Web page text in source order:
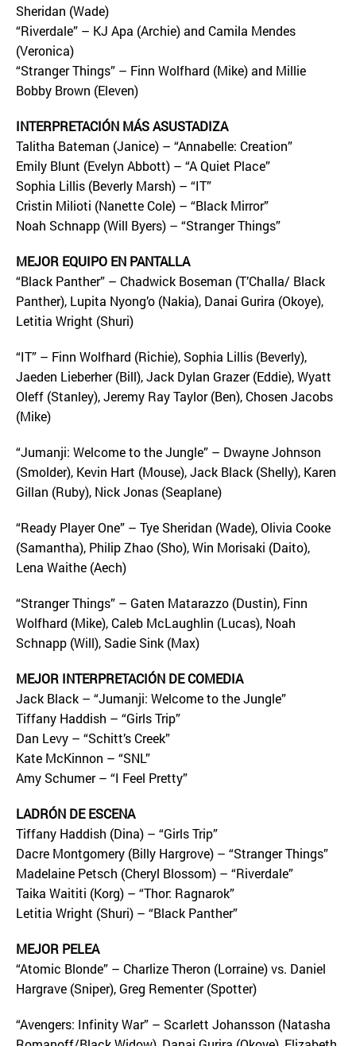
Sheridan (Wade)
“Riverdale” – KJ Apa (Archie) and Camila Mendes
(Veronica)
“Stranger Things” – Finn Wolfhard (Mike) and Millie
Bobby Brown (Eleven)
INTERPRETACIÓN MÁS ASUSTADIZA
Talitha Bateman (Janice) – “Annabelle: Creation”
Emily Blunt (Evelyn Abbott) – “A Quiet Place”
Sophia Lillis (Beverly Marsh) – “IT”
Cristin Milioti (Nanette Cole) – “Black Mirror”
Noah Schnapp (Will Byers) – “Stranger Things”
MEJOR EQUIPO EN PANTALLA
“Black Panther” – Chadwick Boseman (T’Challa/ Black
Panther), Lupita Nyong’o (Nakia), Danai Gurira (Okoye),
Letitia Wright (Shuri)
“IT” – Finn Wolfhard (Richie), Sophia Lillis (Beverly),
Jaeden Lieberher (Bill), Jack Dylan Grazer (Eddie), Wyatt
Oleff (Stanley), Jeremy Ray Taylor (Ben), Chosen Jacobs
(Mike)
“Jumanji: Welcome to the Jungle” – Dwayne Johnson
(Smolder), Kevin Hart (Mouse), Jack Black (Shelly), Karen
Gillan (Ruby), Nick Jonas (Seaplane)
“Ready Player One” – Tye Sheridan (Wade), Olivia Cooke
(Samantha), Philip Zhao (Sho), Win Morisaki (Daito),
Lena Waithe (Aech)
“Stranger Things” – Gaten Matarazzo (Dustin), Finn
Wolfhard (Mike), Caleb McLaughlin (Lucas), Noah
Schnapp (Will), Sadie Sink (Max)
MEJOR INTERPRETACIÓN DE COMEDIA
Jack Black – “Jumanji: Welcome to the Jungle”
Tiffany Haddish – “Girls Trip”
Dan Levy – “Schitt’s Creek”
Kate McKinnon – “SNL”
Amy Schumer – “I Feel Pretty”
LADRÓN DE ESCENA
Tiffany Haddish (Dina) – “Girls Trip”
Dacre Montgomery (Billy Hargrove) – “Stranger Things”
Madelaine Petsch (Cheryl Blossom) – “Riverdale”
Taika Waititi (Korg) – “Thor: Ragnarok”
Letitia Wright (Shuri) – “Black Panther”
MEJOR PELEA
“Atomic Blonde” – Charlize Theron (Lorraine) vs. Daniel
Hargrave (Sniper), Greg Rementer (Spotter)
“Avengers: Infinity War” – Scarlett Johansson (Natasha